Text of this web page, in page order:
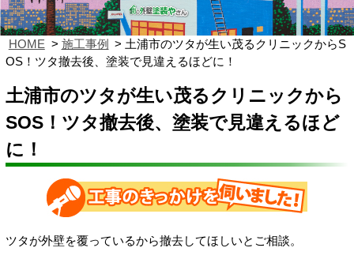
HOME 施工事例
土浦市のツタが生い茂るクリニックからS
OS！ツタ撤去後、塗装で見違えるほどに！
土浦市のツタが生い茂るクリニックから
SOS！ツタ撤去後、塗装で見違えるほど
に！
ツタが外壁を覆っているから撤去してほしいとご相談。